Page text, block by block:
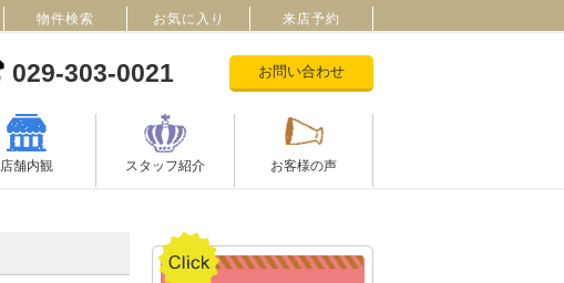
029-303-0021 お問い合わせ
店舗内観 スタッフ紹介 お客様の声
物件検索 お気に入り 来店予約